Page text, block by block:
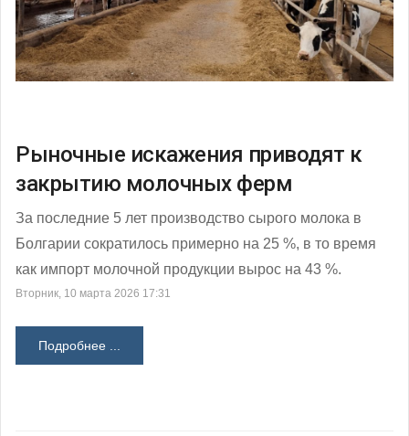
Рыночные искажения приводят к
закрытию молочных ферм
За последние 5 лет производство сырого молока в
Болгарии сократилось примерно на 25 %, в то время
как импорт молочной продукции вырос на 43 %.
Вторник, 10 марта 2026 17:31
Подробнее ...